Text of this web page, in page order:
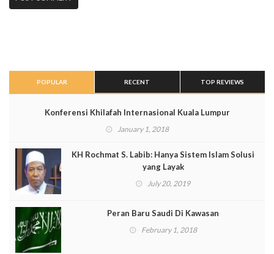
POPULAR RECENT TOP REVIEWS
Konferensi Khilafah Internasional Kuala Lumpur
January 1, 2018
KH Rochmat S. Labib: Hanya Sistem Islam Solusi
yang Layak
July 20, 2019
Peran Baru Saudi Di Kawasan
February 1, 2018